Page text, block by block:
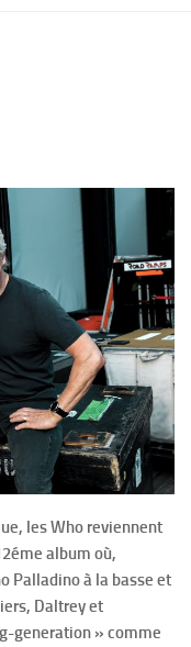
les Who reviennent
album où,
Palladino à la basse et
Daltrey et
generation » comme